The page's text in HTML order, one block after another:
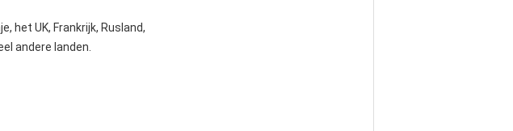
het UK, Frankrijk, Rusland,
andere landen.